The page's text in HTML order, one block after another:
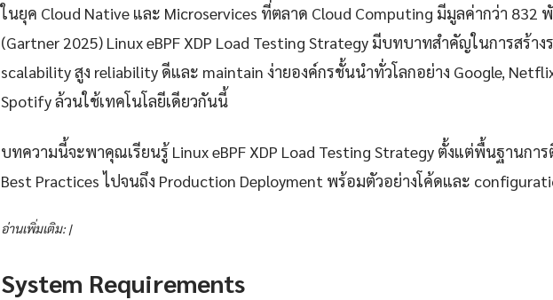
ในยุค Cloud Native และ Microservices ที่ตลาด Cloud Computing มีมูลค่ากว่า 832
(Gartner 2025) Linux eBPF XDP Load Testing Strategy มีบทบาทสำคัญในการสร้า
scalability สูง reliability ดีและ maintain ง่ายองค์กรชั้นนำทั่วโลกอย่าง Google,
Spotify ล้วนใช้เทคโนโลยีเดียวกันนี้
บทความนี้จะพาคุณเรียนรู้ Linux eBPF XDP Load Testing Strategy ตั้งแต่พื้นฐานกา
Best Practices ไปจนถึง Production Deployment พร้อมตัวอย่างโค้ดและ
อ่านเพิ่มเติม: |
System Requirements